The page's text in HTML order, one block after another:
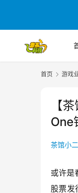
首页 游戏
【
One
茶馆小二
或许是
股票发